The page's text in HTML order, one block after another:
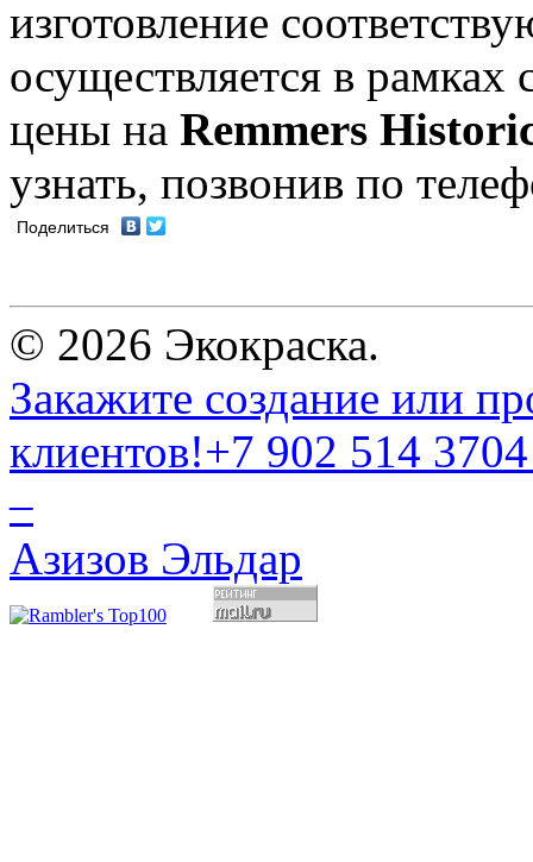
изготовление
осуществляется в рамках
цены на Remmers
узнать, позвонив по
Поделиться
© 2026 Экокраска.
Закажите создание или
клиентов!+7 902 514 3704
–
Азизов Эльдар